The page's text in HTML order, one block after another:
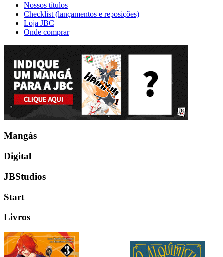
Nossos títulos
Checklist (lançamentos e reposições)
Loja JBC
Onde comprar
Mangás
Digital
JBStudios
Start
Livros